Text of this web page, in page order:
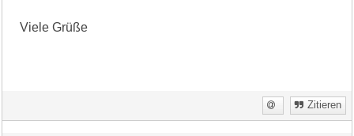
Viele Grüße
Zitieren